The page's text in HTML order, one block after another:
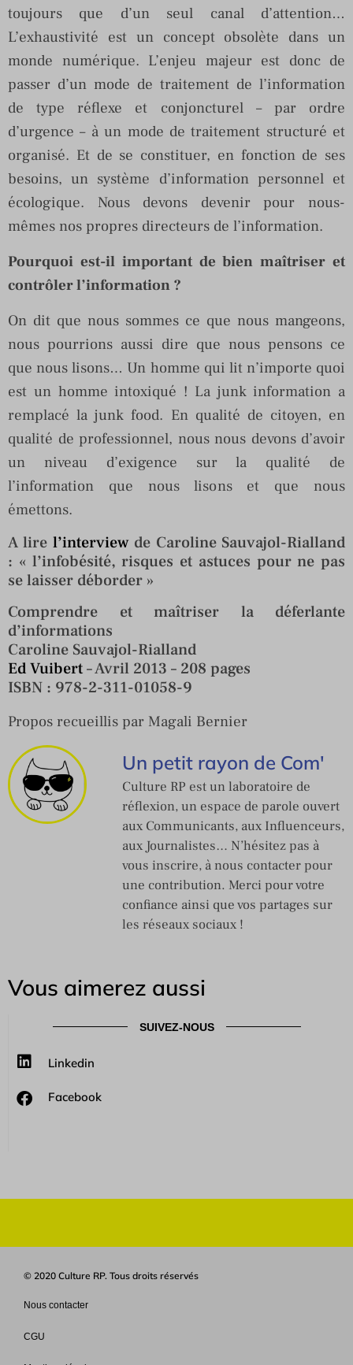
toujours que d’un seul canal d’attention…
L’exhaustivité est un concept obsolète dans un
monde numérique. L’enjeu majeur est donc de
passer d’un mode de traitement de l’information
de type réflexe et conjoncturel – par ordre
d’urgence – à un mode de traitement structuré et
organisé. Et de se constituer, en fonction de ses
besoins, un système d’information personnel et
écologique. Nous devons devenir pour nous-
mêmes nos propres directeurs de l’information.
Pourquoi est-il important de bien maîtriser et
contrôler l’information ?
On dit que nous sommes ce que nous mangeons,
nous pourrions aussi dire que nous pensons ce
que nous lisons… Un homme qui lit n’importe quoi
est un homme intoxiqué ! La junk information a
remplacé la junk food. En qualité de citoyen, en
qualité de professionnel, nous nous devons d’avoir
un niveau d’exigence sur la qualité de
l’information que nous lisons et que nous
émettons.
A lire l’interviewde Caroline Sauvajol-Rialland
: « l’infobésité, risques et astuces pour ne pas
se laisser déborder »
Comprendre et maîtriser la déferlante
d’informations
Caroline Sauvajol-Rialland
Ed Vuibert– Avril 2013 – 208 pages
ISBN : 978-2-311-01058-9
Propos recueillis par Magali Bernier
Un petit rayon de Com'
Culture RP est un laboratoire de
réflexion, un espace de parole ouvert
aux Communicants, aux Influenceurs,
aux Journalistes… N’hésitez pas à
vous inscrire, à nous contacter pour
une contribution. Merci pour votre
confiance ainsi que vos partages sur
les réseaux sociaux !
Vous aimerez aussi
SUIVEZ-NOUS
Linkedin
Facebook
© 2020 Culture RP. Tous droits réservés
Nous contacter
CGU